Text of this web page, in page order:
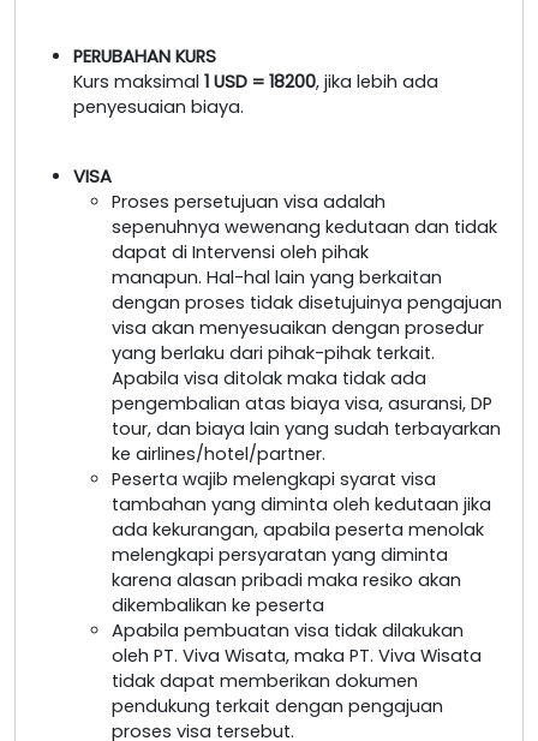
PERUBAHAN KURS
Kurs maksimal 1 USD = 18200, jika lebih ada
penyesuaian biaya.
VISA
Proses persetujuan visa adalah
sepenuhnya wewenang kedutaan dan tidak
dapat di Intervensi oleh pihak
manapun. Hal-hal lain yang berkaitan
dengan proses tidak disetujuinya pengajuan
visa akan menyesuaikan dengan prosedur
yang berlaku dari pihak-pihak terkait.
Apabila visa ditolak maka tidak ada
pengembalian atas biaya visa, asuransi, DP
tour, dan biaya lain yang sudah terbayarkan
ke airlines/hotel/partner.
Peserta wajib melengkapi syarat visa
tambahan yang diminta oleh kedutaan jika
ada kekurangan, apabila peserta menolak
melengkapi persyaratan yang diminta
karena alasan pribadi maka resiko akan
dikembalikan ke peserta
Apabila pembuatan visa tidak dilakukan
oleh PT. Viva Wisata, maka PT. Viva Wisata
tidak dapat memberikan dokumen
pendukung terkait dengan pengajuan
proses visa tersebut.